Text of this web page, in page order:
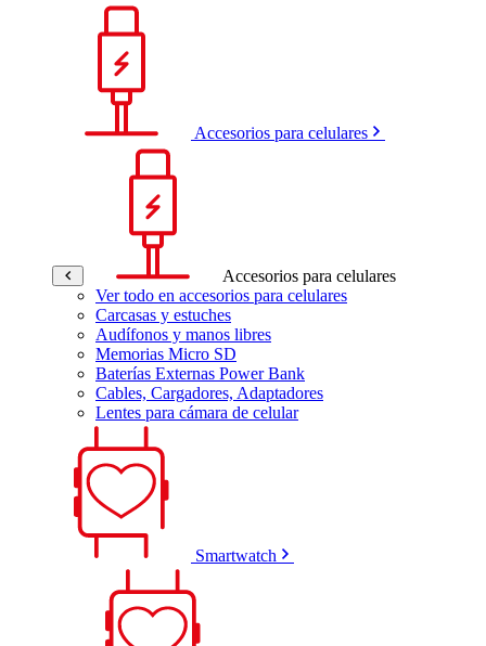
Accesorios para celulares
Accesorios para celulares
Ver todo en accesorios para celulares
Carcasas y estuches
Audífonos y manos libres
Memorias Micro SD
Baterías Externas Power Bank
Cables, Cargadores, Adaptadores
Lentes para cámara de celular
Smartwatch